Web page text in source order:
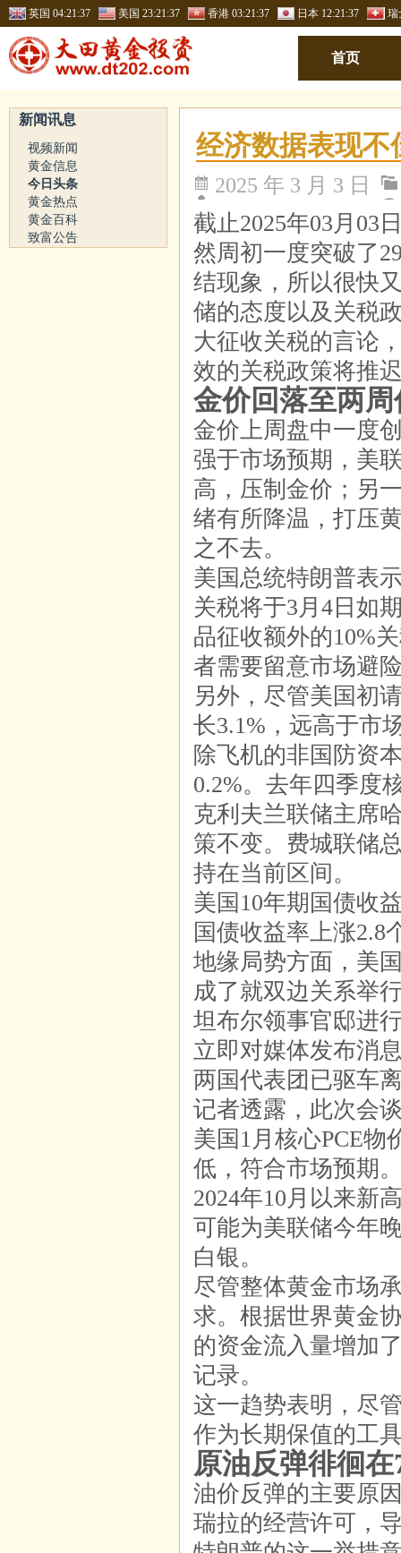
英国 04:21:37 美国 23:21:37 香港 03:21:37 日本 12:21:37
首页
新闻讯息
视频新闻
黄金信息
今日头条
黄金热点
黄金百科
致富公告
经济数据表现不
2025 年 3 月 3 日
截止2025年03月03
然周初一度突破了
结现象，所以很快
储的态度以及关税
大征收关税的言论
效的关税政策将推
金价回落至两周
金价上周盘中一度
强于市场预期，美
高，压制金价；另
绪有所降温，打压
之不去。
美国总统特朗普表
关税将于3月4日如
品征收额外的10%
者需要留意市场避
另外，尽管美国初
长3.1%，远高于市
除飞机的非国防资
0.2%。去年四季度
克利夫兰联储主席
策不变。费城联储
持在当前区间。
美国10年期国债收
国债收益率上涨2.8
地缘局势方面，美
成了就双边关系举
坦布尔领事官邸进
立即对媒体发布消
两国代表团已驱车
记者透露，此次会
美国1月核心PCE物
低，符合市场预期
2024年10月以来新
可能为美联储今年
白银。
尽管整体黄金市场
求。根据世界黄金
的资金流入量增加
记录。
这一趋势表明，尽
作为长期保值的工
原油反弹徘徊在
油价反弹的主要原
瑞拉的经营许可，